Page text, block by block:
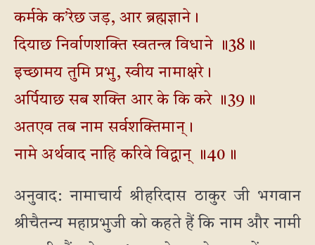
कर्मके क’रेछ जड़, आर ब्रह्मज्ञाने।
दियाछ निर्वाणशक्ति स्वतन्त्र विधाने ॥38॥
इच्छामय तुमि प्रभु, स्वीय नामाक्षरे।
अर्पियाछ सब शक्ति आर के कि करे ॥39॥
अतएव तब नाम सर्वशक्तिमान्।
नामे अर्थवाद नाहि करिवे विद्वान् ॥40॥
अनुवाद: नामाचार्य श्रीहरिदास ठाकुर जी भगवान
श्रीचैतन्य महाप्रभुजी को कहते हैं कि नाम और नामी